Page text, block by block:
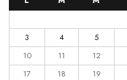
3
4 5
10
11 12
17
18 19